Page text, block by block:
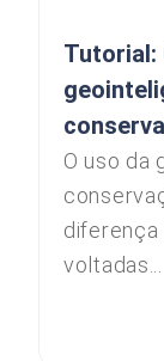
Tutorial:
O uso da
diferença
voltadas...